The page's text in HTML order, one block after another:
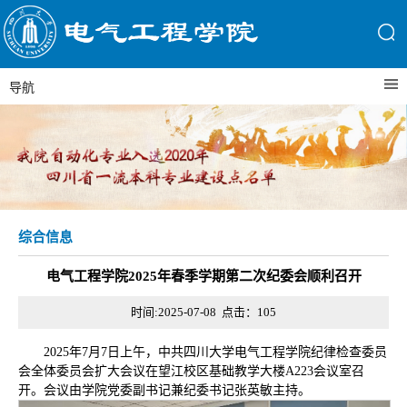
导航
综合信息
电气工程学院2025年春季学期第二次纪委会顺利召开
时间:2025-07-08 点击： 105
2025年7月7日上午，中共四川大学电气工程学院纪律检查委员
会全体委员会扩大会议在望江校区基础教学大楼A223会议室召
开。会议由学院党委副书记兼纪委书记张英敏主持。